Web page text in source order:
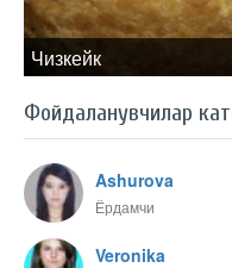
Чизкейк
Фойдаланувчилар
Ashurova
Ёрдамчи
Veronika